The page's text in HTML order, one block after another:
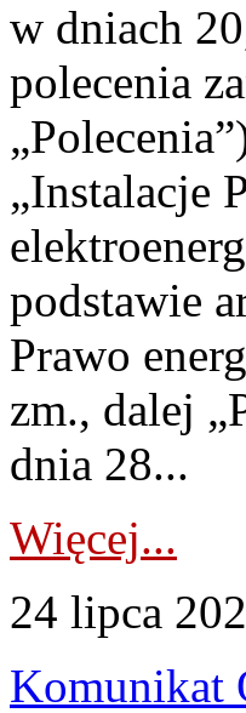
w dniach
polecenia
„Instalacje
podstawie
Prawo
zm., dalej
dnia 28...
Więcej...
24 lipca
Komunikat